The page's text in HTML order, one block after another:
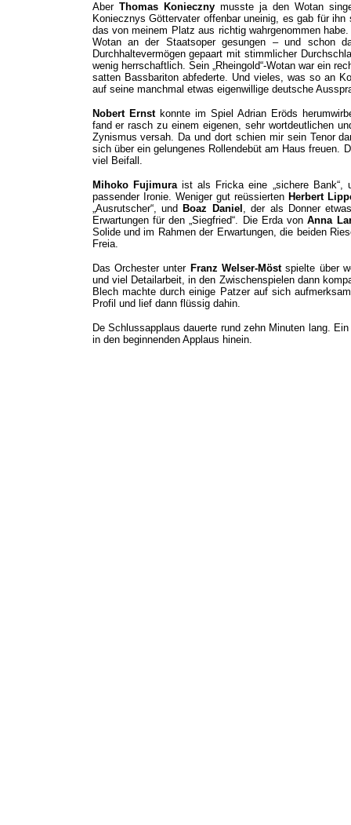
Aber Thomas Koniecznymusste ja den Wotan
Koniecznys Göttervater offenbar uneinig, es gab für
das von meinem Platz aus richtig wahrgenommen
Wotan an der Staatsoper gesungen – und schon
Durchhaltevermögen gepaart mit stimmlicher
wenig herrschaftlich. Sein „Rheingold“-Wotan war ein
satten Bassbariton abfederte. Und vieles, was so an
auf seine manchmal etwas eigenwillige deutsche
Nobert Ernstkonnte im Spiel Adrian Eröds
fand er rasch zu einem eigenen, sehr wortdeutlichen
Zynismus versah. Da und dort schien mir sein Tenor
sich über ein gelungenes Rollendebüt am Haus freuen.
viel Beifall.
Mihoko Fujimuraist als Fricka eine „sichere Bank“,
passender Ironie. Weniger gut reüssierten Herbert
„Ausrutscher“, und Boaz Daniel , der als Donner
Erwartungen für den „Siegfried“. Die Erda vonAnna
Solide und im Rahmen der Erwartungen, die beiden
Freia.
Das Orchester unter Franz Welser-Möstspielte über
und viel Detailarbeit, in den Zwischenspielen dann
Blech machte durch einige Patzer auf sich
Profil und lief dann flüssig dahin.
De Schlussapplaus dauerte rund zehn Minuten lang.
in den beginnenden Applaus hinein.